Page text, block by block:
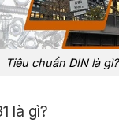
Tiêu chuẩn DIN là gì?
là gì?